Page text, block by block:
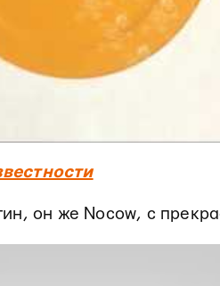
он же Nocow, с